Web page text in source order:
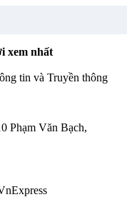
xem nhất
tin và Truyền thông
Phạm Văn Bạch,